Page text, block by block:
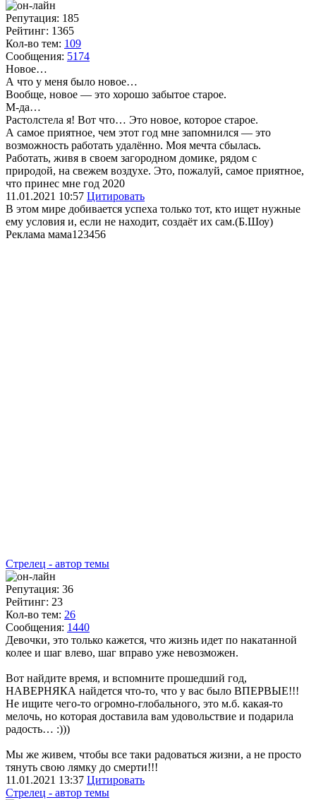
Репутация: 185
Рейтинг: 1365
Кол-во тем: 109
Сообщения: 5174
Новое…
А что у меня было новое…
Вообще, новое — это хорошо забытое старое.
М-да…
Растолстела я! Вот что… Это новое, которое старое.
А самое приятное, чем этот год мне запомнился — это
возможность работать удалённо. Моя мечта сбылась.
Работать, живя в своем загородном домике, рядом с
природой, на свежем воздухе. Это, пожалуй, самое приятное,
что принес мне год 2020
11.01.2021 10:57 Цитировать
В этом мире добивается успеха только тот, кто ищет нужные
ему условия и, если не находит, создаёт их сам.(Б.Шоу)
Реклама мама123456
Стрелец - автор темы
Репутация: 36
Рейтинг: 23
Кол-во тем: 26
Сообщения: 1440
Девочки, это только кажется, что жизнь идет по накатанной
колее и шаг влево, шаг вправо уже невозможен.
Вот найдите время, и вспомните прошедший год,
НАВЕРНЯКА найдется что-то, что у вас было ВПЕРВЫЕ!!!
Не ищите чего-то огромно-глобального, это м.б. какая-то
мелочь, но которая доставила вам удовольствие и подарила
радость… :)))
Мы же живем, чтобы все таки радоваться жизни, а не просто
тянуть свою лямку до смерти!!!
11.01.2021 13:37 Цитировать
Стрелец - автор темы